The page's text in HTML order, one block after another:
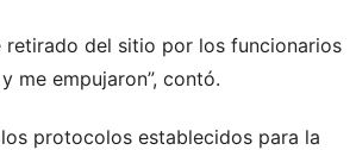
retirado del sitio por los funcionarios
me empujaron”, contó.
protocolos establecidos para la